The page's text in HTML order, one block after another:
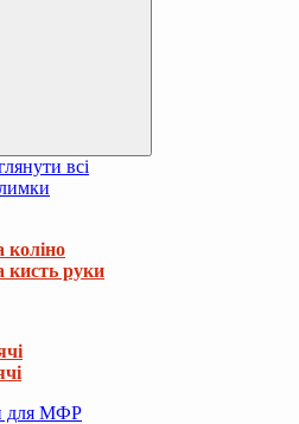
всі
коліно
кисть руки
для МФР